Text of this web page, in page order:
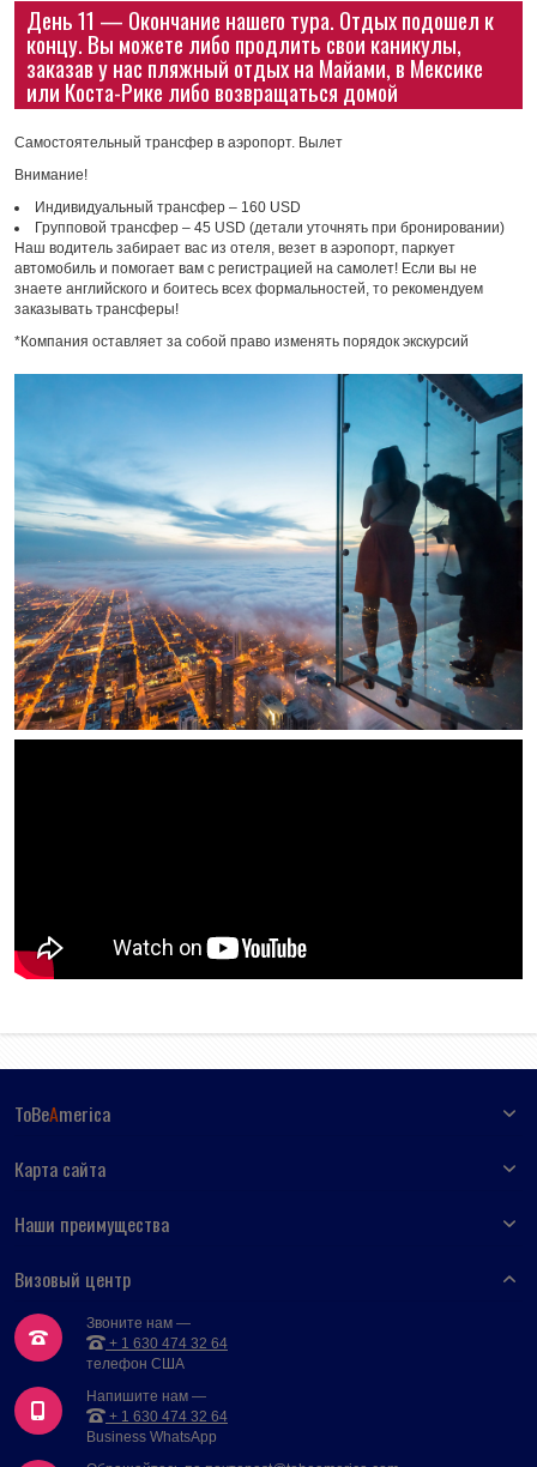
День 11 — Окончание нашего тура. Отдых подошел к
концу. Вы можете либо продлить свои каникулы,
заказав у нас пляжный отдых на Майами, в Мексике
или Коста-Рике либо возвращаться домой
Самостоятельный трансфер в аэропорт. Вылет
Внимание!
Индивидуальный трансфер – 160 USD
Групповой трансфер – 45 USD (детали уточнять при бронировании)
Наш водитель забирает вас из отеля, везет в аэропорт, паркует
автомобиль и помогает вам с регистрацией на самолет! Если вы не
знаете английского и боитесь всех формальностей, то рекомендуем
заказывать трансферы!
*Компания оставляет за собой право изменять порядок экскурсий
ToBeAmerica
Карта сайта
Наши преимущества
Визовый центр
Звоните нам —
+ 1 630 474 32 64
телефон США
Напишите нам —
+ 1 630 474 32 64
Business WhatsApp